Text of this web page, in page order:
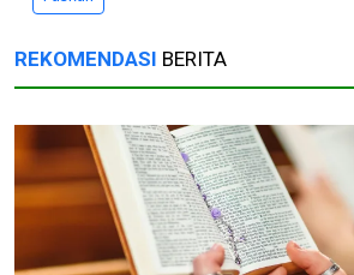
REKOMENDASI BERITA